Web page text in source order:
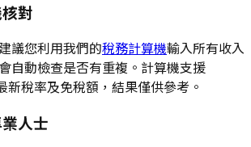
對
議您利用我們的稅務計算機輸入所有收入
自動檢查是否有重複。計算機支援
新稅率及免稅額，結果僅供參考。
人士